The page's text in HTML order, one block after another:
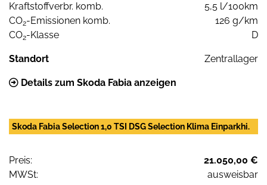
Kraftstoffverbr. komb.
5,5 l/100km
CO2-Emissionen komb.
126 g/km
CO2-Klasse D
Standort Zentrallager
Details zum Skoda Fabia anzeigen
Skoda Fabia Selection 1,0 TSI DSG Selection Klima Einparkhi.
Preis:
21.050,00 €
MWSt:
ausweisbar